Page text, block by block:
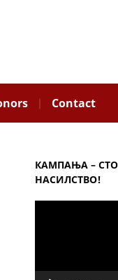
Contact
КАМПАЊА –
НАСИЛСТВО!